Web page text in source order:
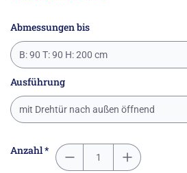
Abmessungen bis
B: 90 T: 90 H: 200 cm
Ausführung
mit Drehtür nach außen öffnend
Anzahl *